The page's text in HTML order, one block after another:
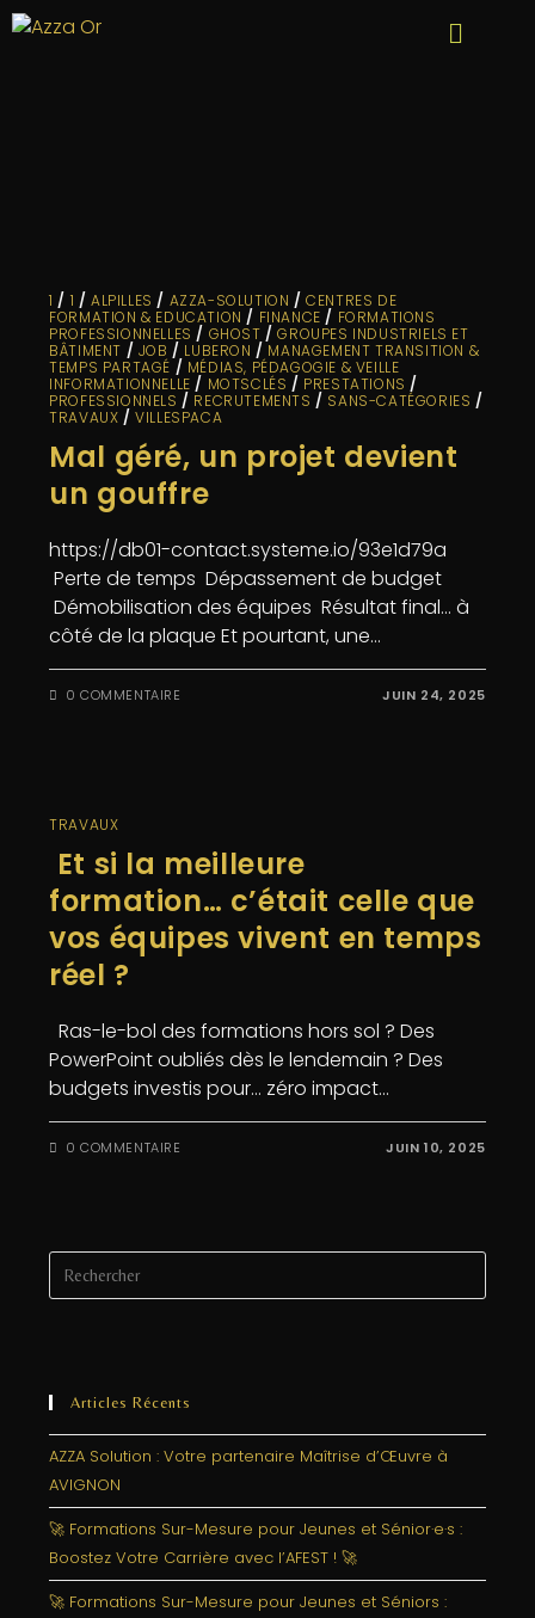
1 / 1 /ALPILLES / AZZA-SOLUTION /CENTRES DE
FORMATION & EDUCATION / FINANCE / FORMATIONS
PROFESSIONNELLES / GHOST /GROUPES INDUSTRIELS ET
BÂTIMENT / JOB / LUBERON / MANAGEMENT TRANSITION &
TEMPS PARTAGÉ / MÉDIAS, PÉDAGOGIE & VEILLE
INFORMATIONNELLE / MOTSCLÉS / PRESTATIONS /
PROFESSIONNELS / RECRUTEMENTS / SANS-CATÉGORIES /
TRAVAUX /VILLESPACA
Mal géré, un projet devient
un gouffre
https://db01-contact.systeme.io/93e1d79a
Perte de temps Dépassement de budget
Démobilisation des équipes Résultat final… à
côté de la plaque Et pourtant, une…
0 COMMENTAIRE JUIN 24, 2025
TRAVAUX
Et si la meilleure
formation… c’était celle que
vos équipes vivent en temps
réel ?
Ras-le-bol des formations hors sol ? Des
PowerPoint oubliés dès le lendemain ? Des
budgets investis pour… zéro impact…
0 COMMENTAIRE JUIN 10, 2025
Articles Récents
AZZA Solution : Votre partenaire Maîtrise d’Œuvre à
AVIGNON
🚀 Formations Sur-Mesure pour Jeunes et Sénior·e·s :
Boostez Votre Carrière avec l’AFEST ! 🚀
🚀 Formations Sur-Mesure pour Jeunes et Séniors :